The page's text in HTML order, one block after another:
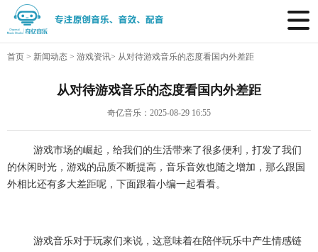
首页 > 新闻动态 > 游戏资讯> 从对待游戏音乐的态度看国内外差距
从对待游戏音乐的态度看国内外差距
奇亿音乐：2025-08-29 16:55
游戏市场的崛起，给我们的生活带来了很多便利，打发了我们
的休闲时光，游戏的品质不断提高，音乐音效也随之增加，那么跟国
外相比还有多大差距呢，下面跟着小编一起看看。
游戏音乐对于玩家们来说，这意味着在陪伴玩乐中产生情感链